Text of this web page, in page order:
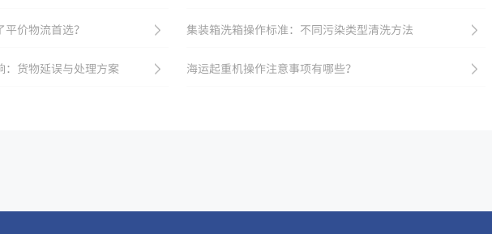
价物流首选？ 集装箱洗箱操作标准：不同污染类型清洗方法
：货物延误与处理方案 海运起重机操作注意事项有哪些？